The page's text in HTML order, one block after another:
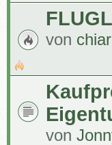
von
von